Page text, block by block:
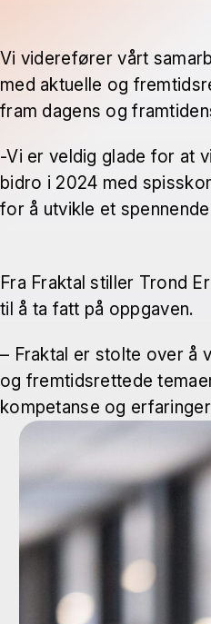
Vi viderefører vårt
med aktuelle og
fram dagens og
-Vi er veldig glade for at
bidro i 2024 med
for å utvikle et
Fra Fraktal stiller Trond
til å ta fatt på oppgaven.
– Fraktal er stolte over å
og fremtidsrettede
kompetanse og